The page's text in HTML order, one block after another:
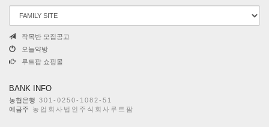
작목반 모집공고
오늘약방
루트팜 쇼핑몰
BANK INFO
농협은행 301-0250-1082-51
예금주
농업회사법인주식회사루트팜